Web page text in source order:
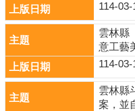
專
區
民
意
交
流
114-03-
雲林縣
意工藝
114-03-
雲林縣
案，並